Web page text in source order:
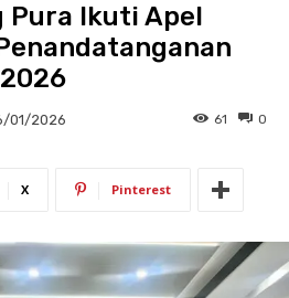
Pura Ikuti Apel
01/2026 0
61
X Pinterest